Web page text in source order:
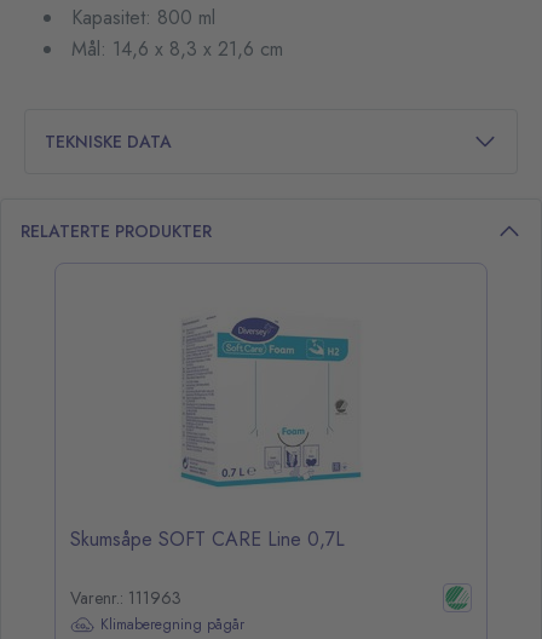
Kapasitet: 800 ml
Mål: 14,6 x 8,3 x 21,6 cm
TEKNISKE DATA
RELATERTE PRODUKTER
Skumsåpe SOFT CARE Line 0,7L
Varenr.: 111963
Klimaberegning pågår